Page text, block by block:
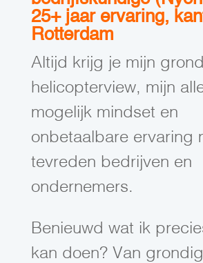
25+ jaar ervaring,
Rotterdam
Altijd krijg je mijn
helicopterview, mijn
mogelijk mindset en
onbetaalbare ervaring
tevreden bedrijven en
ondernemers.
Benieuwd wat ik
kan doen? Van